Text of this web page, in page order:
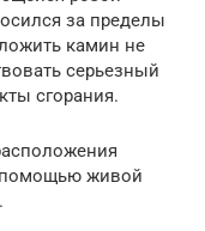
за пределы
камин не
серьезный
сгорания.
помощью живой